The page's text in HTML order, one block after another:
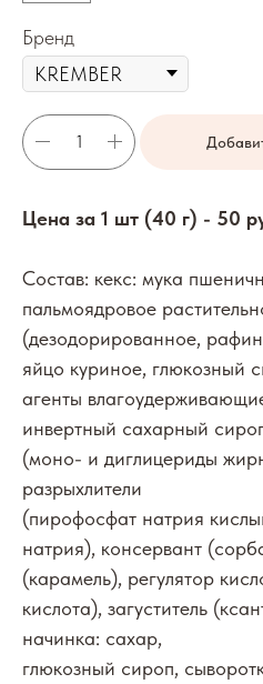
Бренд
Цена за 1 шт (40 г) - 50
Состав: кекс: мука
пальмоядровое
(дезодорированное,
яйцо куриное, глюкозный
агенты
инвертный сахарный
(моно- и диглицериды
разрыхлители
(пирофосфат натрия
натрия), консервант
(карамель), регулятор
кислота), загуститель
начинка: сахар,
глюкозный сироп,